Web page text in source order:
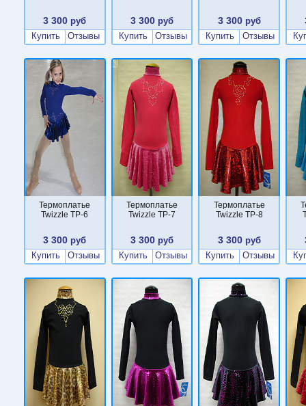
3 300 руб
Купить
Отзывы
3 300 руб
Купить
Отзывы
3 300руб
Купить
Отзывы
Термоплатье
Twizzle TP-6
3 300 руб
Купить
Отзывы
Термоплатье
Twizzle TP-7
3 300 руб
Купить
Отзывы
Термоплатье
Twizzle TP-8
3 300руб
Купить
Отзывы